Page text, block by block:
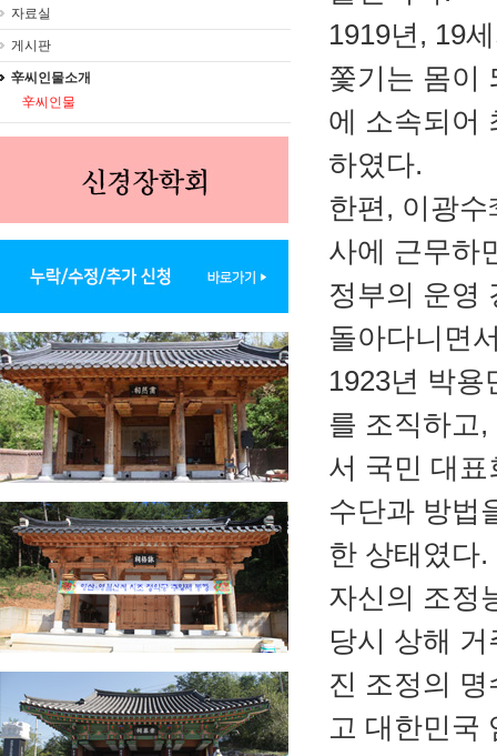
자료실
게시판
辛씨인물소개
辛씨인물
1919년, 19
쫓기는 몸이
에 소속되어
하였다.
한편, 이광
사에 근무하
정부의 운영
돌아다니면
1923년 박용
를 조직하고
서 국민 대
수단과 방법
한 상태였다
자신의 조정
당시 상해
진 조정의
고 대한민국